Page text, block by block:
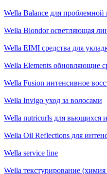
Wella Balance для проблемной
Wella Blondor осветляющая
Wella EIMI средства для
Wella Elements обновляющие
Wella Fusion интенсивное
Wella Invigo уход за волосами
Wella nutricurls для вьющихся
Wella Oil Reflections для
Wella service line
Wella текстурирование